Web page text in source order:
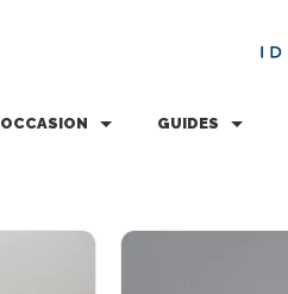
OCCASION GUIDES